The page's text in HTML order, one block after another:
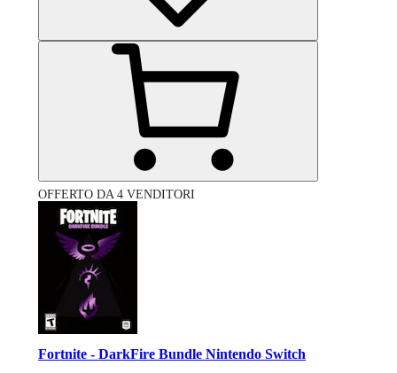
OFFERTO DA 4 VENDITORI
Fortnite - DarkFire Bundle Nintendo Switch